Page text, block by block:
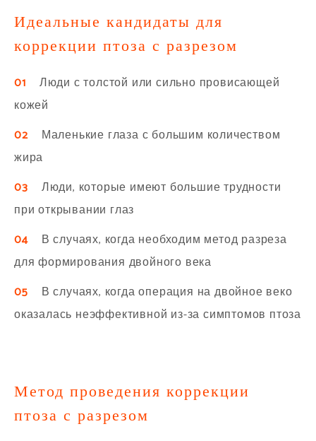
Идеальные кандидаты для
коррекции птоза с разрезом
01 Люди с толстой или сильно провисающей
кожей
02Маленькие глаза с большим количеством
жира
03 Люди, которые имеют большие трудности
при открывании глаз
04В случаях, когда необходим метод разреза
для формирования двойного века
05 В случаях, когда операция на двойное веко
оказалась неэффективной из-за симптомов птоза
Метод проведения коррекции
птоза с разрезом